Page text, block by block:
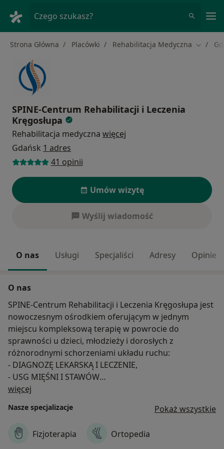
Czego szukasz?
Strona Główna Placówki Rehabilitacja Medyczna Zmień
SPINE-Centrum Rehabilitacji i Leczenia
Kręgosłupa
Rehabilitacja medyczna więcej
Gdańsk 1 adres
41 opinii
Umów wizytę
Wyślij wiadomość
O nas Usługi Specjaliści Adresy Opinie
O nas
SPINE-Centrum Rehabilitacji i Leczenia Kręgosłupa jest
nowoczesnym ośrodkiem oferującym w jednym
miejscu kompleksową terapię w powrocie do
sprawności u dzieci, młodzieży i dorosłych z
różnorodnymi schorzeniami układu ruchu:
- DIAGNOZĘ LEKARSKĄ I LECZENIE,
- USG MIĘŚNI I STAWÓW
- FIZJOTERAPIĘ, TERAPIĘ MANUALNĄ, OSTEOPATIĘ,
- TRENING ZDROWOTNY
- WKŁADKI ORTOPEDYCZNE
więcej
Nasze specjalizacje Pokaż wszystkie
Fizjoterapia Ortopedia